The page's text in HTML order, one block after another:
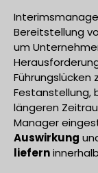
Bereitstellung
um
Führungslücken
Festanstellung,
längeren
Manager
Auswirkung
liefern